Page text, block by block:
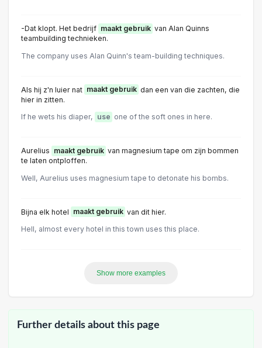
-Dat klopt. Het bedrijf maakt gebruik van Alan Quinns
teambuilding technieken.
The company uses Alan Quinn's team-building techniques.
Als hij z'n luier nat maakt gebruik dan een van die zachten, die
hier in zitten.
If he wets his diaper, use one of the soft ones in here.
Aurelius maakt gebruik van magnesium tape om zijn bommen
te laten ontploffen.
Well, Aurelius uses magnesium tape to detonate his bombs.
Bijna elk hotel maakt gebruik van dit hier.
Hell, almost every hotel in this town uses this place.
Show more examples
Further details about this page